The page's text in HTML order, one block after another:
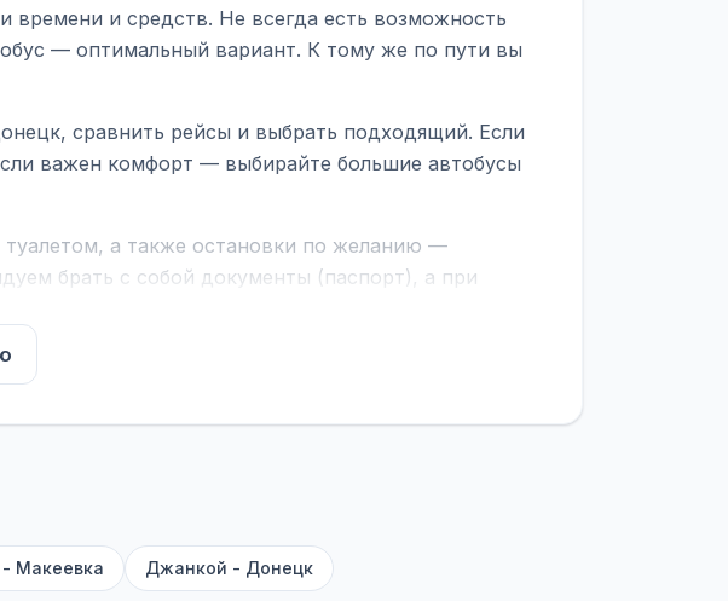
и средств. Не всегда есть возможность
— оптимальный вариант. К тому же по пути вы
сравнить рейсы и выбрать подходящий. Если
важен комфорт — выбирайте большие автобусы
а также остановки по желанию —
брать с собой документы (паспорт), а при
сидений, кондиционер, отопление, зарядка
время в пути и цену. Кнопка «Детали рейса»
- Макеевка Джанкой - Донецк